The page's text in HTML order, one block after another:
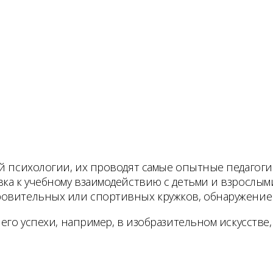
психологии, их проводят самые опытные
к учебному взаимодействию с детьми и
или спортивных кружков,
успехи, например, в изобразительном